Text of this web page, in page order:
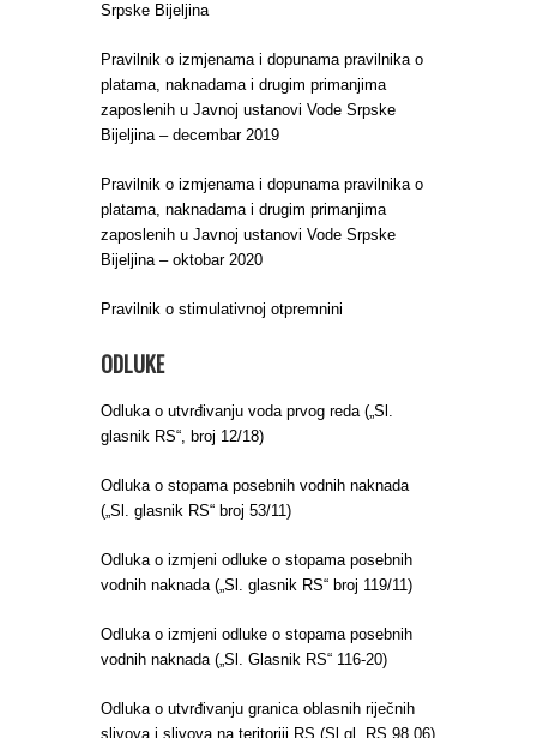
Srpske Bijeljina
Pravilnik o izmjenama i dopunama pravilnika o
platama, naknadama i drugim primanjima
zaposlenih u Javnoj ustanovi Vode Srpske
Bijeljina – decembar 2019
Pravilnik o izmjenama i dopunama pravilnika o
platama, naknadama i drugim primanjima
zaposlenih u Javnoj ustanovi Vode Srpske
Bijeljina – oktobar 2020
Pravilnik o stimulativnoj otpremnini
ODLUKE
Odluka o utvrđivanju voda prvog reda („Sl.
glasnik RS“, broj 12/18)
Odluka o stopama posebnih vodnih naknada
(„Sl. glasnik RS“ broj 53/11)
Odluka o izmjeni odluke o stopama posebnih
vodnih naknada („Sl. glasnik RS“ broj 119/11)
Odluka o izmjeni odluke o stopama posebnih
vodnih naknada („Sl. Glasnik RS“ 116-20)
Odluka o utvrđivanju granica oblasnih riječnih
slivova i slivova na teritoriji RS (Sl.gl. RS 98 06)